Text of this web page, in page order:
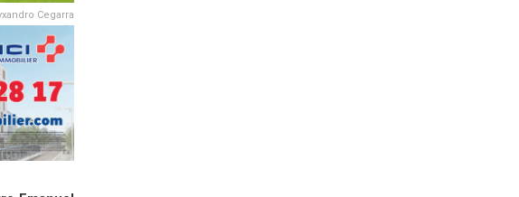
Cegarra